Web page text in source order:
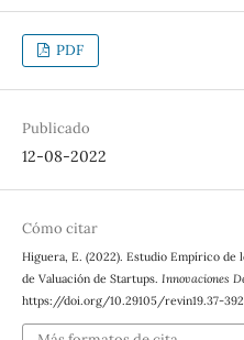
PDF
Publicado
12-08-2022
Cómo citar
Higuera, E. (2022). Estudio Empírico de
de Valuación de Startups. Innovaciones
https://doi.org/10.29105/revin19.37-392